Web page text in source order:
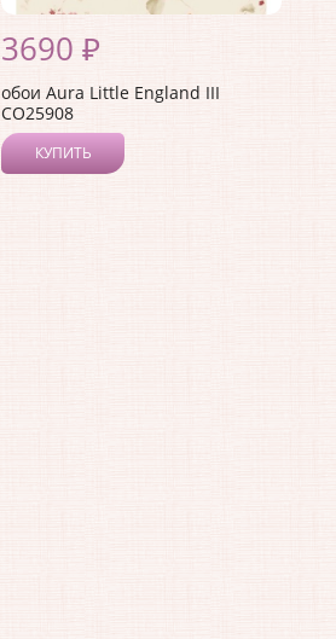
3690 ₽
обои Aura Little England III
CO25908
КУПИТЬ